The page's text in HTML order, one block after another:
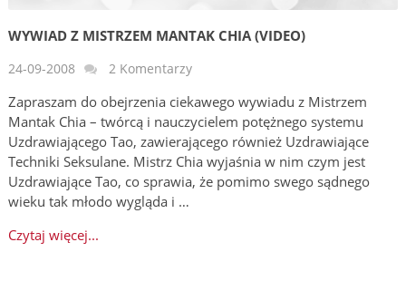
WYWIAD Z MISTRZEM MANTAK CHIA (VIDEO)
24-09-2008 2 Komentarzy
Zapraszam do obejrzenia ciekawego wywiadu z Mistrzem
Mantak Chia – twórcą i nauczycielem potężnego systemu
Uzdrawiającego Tao, zawierającego również Uzdrawiające
Techniki Seksulane. Mistrz Chia wyjaśnia w nim czym jest
Uzdrawiające Tao, co sprawia, że pomimo swego sądnego
wieku tak młodo wygląda i …
Czytaj więcej...